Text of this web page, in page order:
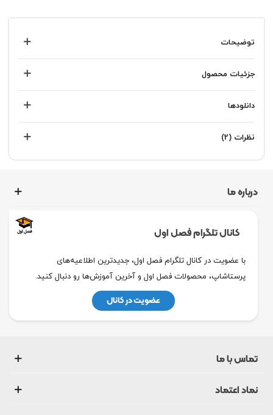
توضیحات
جزئیات محصول
دانلودها
نظرات (2)
درباره ما
کانال تلگرام فصل اول
با عضویت در کانال تلگرام فصل اول، جدیدترین اطلاعیه‌های
پرستاشاپ، محصولات فصل اول و آخرین آموزش‌ها رو دنبال کنید.
عضویت در کانال
تماس با ما
نماد اعتماد